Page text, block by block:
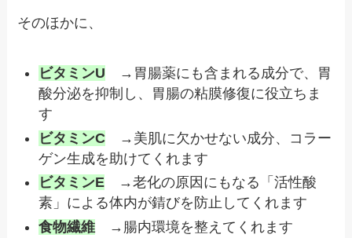
そのほかに、
ビタミンU →胃腸薬にも含まれる成分で、胃
酸分泌を抑制し、胃腸の粘膜修復に役立ちま
す
ビタミンC →美肌に欠かせない成分、コラー
ゲン生成を助けてくれます
ビタミンE →老化の原因にもなる「活性酸
素」による体内が錆びを防止してくれます
食物繊維
→腸内環境を整えてくれます